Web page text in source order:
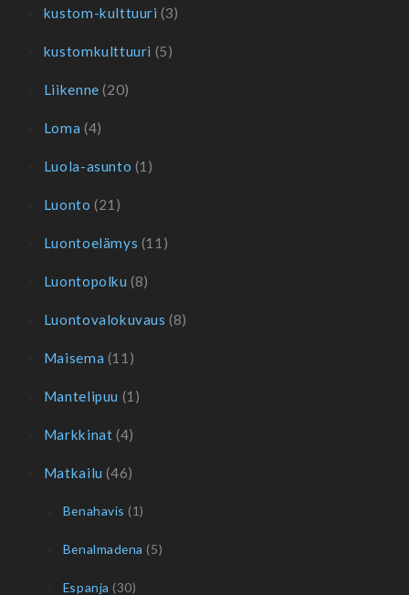
kustom-kulttuuri (3)
kustomkulttuuri (5)
Liikenne (20)
Loma (4)
Luola-asunto (1)
Luonto (21)
Luontoelämys (11)
Luontopolku (8)
Luontovalokuvaus (8)
Maisema (11)
Mantelipuu (1)
Markkinat (4)
Matkailu (46)
Benahavis (1)
Benalmadena (5)
Espanja (30)